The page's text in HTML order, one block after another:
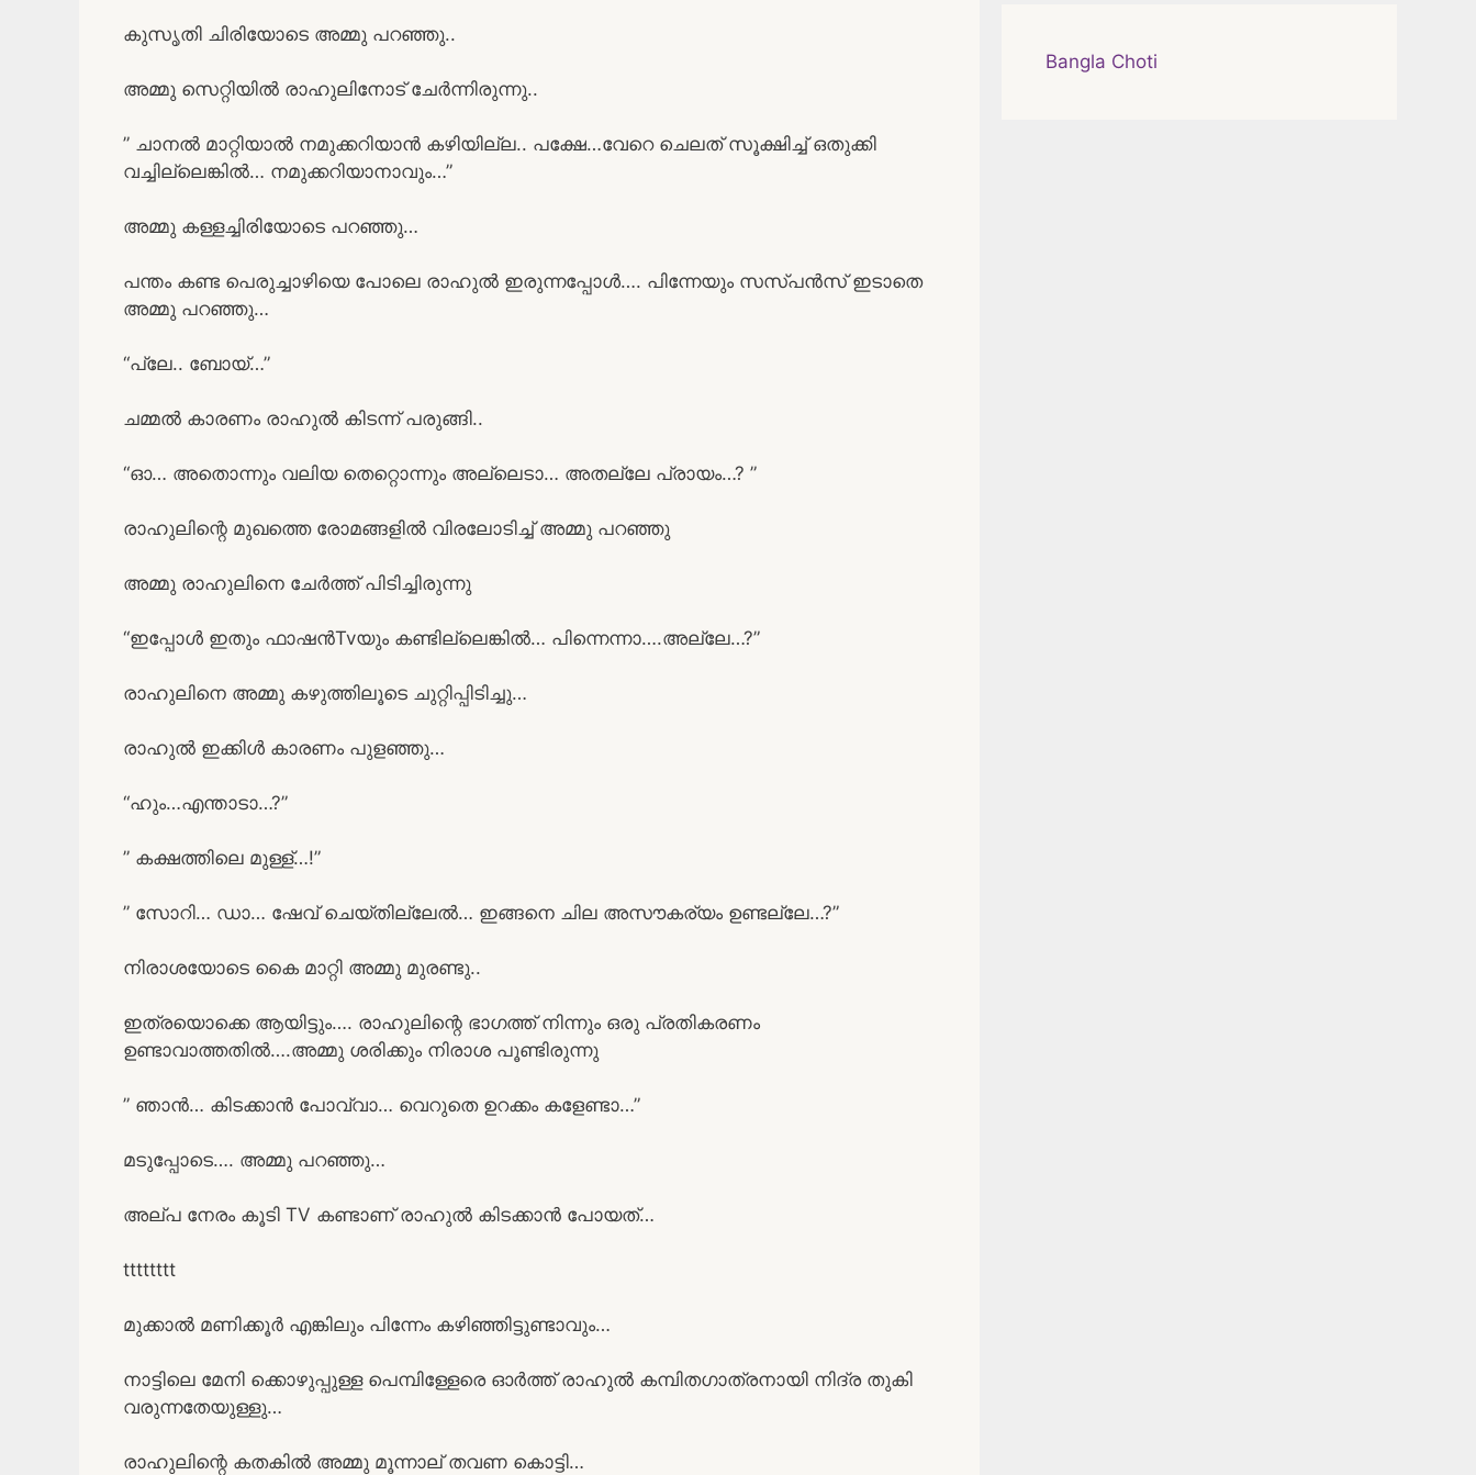
കുസൃതി ചിരിയോടെ അമ്മു പറഞ്ഞു..
അമ്മു സെറ്റിയിൽ രാഹുലിനോട് ചേർന്നിരുന്നു..
” ചാനൽ മാറ്റിയാൽ നമുക്കറിയാൻ കഴിയില്ല.. പക്ഷേ…വേറെ ചെലത് സൂക്ഷിച്ച് ഒതുക്കി
വച്ചില്ലെങ്കിൽ… നമുക്കറിയാനാവും…”
അമ്മു കള്ളച്ചിരിയോടെ പറഞ്ഞു…
പന്തം കണ്ട പെരുച്ചാഴിയെ പോലെ രാഹുൽ ഇരുന്നപ്പോൾ…. പിന്നേയും സസ്പൻസ് ഇടാതെ
അമ്മു പറഞ്ഞു…
“പ്ലേ.. ബോയ്…”
ചമ്മൽ കാരണം രാഹുൽ കിടന്ന് പരുങ്ങി..
“ഓ… അതൊന്നും വലിയ തെറ്റൊന്നും അല്ലെടാ… അതല്ലേ പ്രായം…? ”
രാഹുലിന്റെ മുഖത്തെ രോമങ്ങളിൽ വിരലോടിച്ച് അമ്മു പറഞ്ഞു
അമ്മു രാഹുലിനെ ചേർത്ത് പിടിച്ചിരുന്നു
“ഇപ്പോൾ ഇതും ഫാഷൻTvയും കണ്ടില്ലെങ്കിൽ… പിന്നെന്നാ….അല്ലേ…?”
രാഹുലിനെ അമ്മു കഴുത്തിലൂടെ ചുറ്റിപ്പിടിച്ചു…
രാഹുൽ ഇക്കിൾ കാരണം പുളഞ്ഞു…
“ഹും…എന്താടാ…?”
” കക്ഷത്തിലെ മുള്ള്…!”
” സോറി… ഡാ… ഷേവ് ചെയ്തില്ലേൽ… ഇങ്ങനെ ചില അസൗകര്യം ഉണ്ടല്ലേ…?”
നിരാശയോടെ കൈ മാറ്റി അമ്മു മുരണ്ടു..
ഇത്രയൊക്കെ ആയിട്ടും…. രാഹുലിന്റെ ഭാഗത്ത് നിന്നും ഒരു പ്രതികരണം
ഉണ്ടാവാത്തതിൽ….അമ്മു ശരിക്കും നിരാശ പൂണ്ടിരുന്നു
” ഞാൻ… കിടക്കാൻ പോവ്വാ… വെറുതെ ഉറക്കം കളേണ്ടാ…”
മടുപ്പോടെ…. അമ്മു പറഞ്ഞു…
അല്പ നേരം കൂടി TV കണ്ടാണ് രാഹുൽ കിടക്കാൻ പോയത്…
tttttttt
മുക്കാൽ മണിക്കൂർ എങ്കിലും പിന്നേം കഴിഞ്ഞിട്ടുണ്ടാവും…
നാട്ടിലെ മേനി ക്കൊഴുപ്പുള്ള പെമ്പിള്ളേരെ ഓർത്ത് രാഹുൽ കമ്പിതഗാത്രനായി നിദ്ര തുകി
വരുന്നതേയുള്ളു…
രാഹുലിന്റെ കതകിൽ അമ്മു മൂന്നാല് തവണ കൊട്ടി…
Bangla Choti